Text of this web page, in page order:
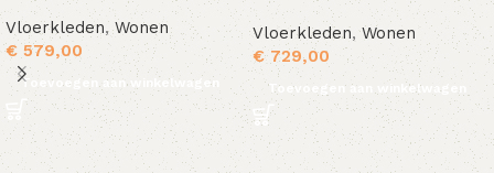
Vloerkleden,Wonen
€579,00
Toevoegen aan winkelwagen
Vloerkleden,Wonen
€729,00
Toevoegen aan winkelwagen